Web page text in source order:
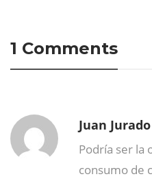
1 Comments
Juan Jurado
Podría ser la
consumo de